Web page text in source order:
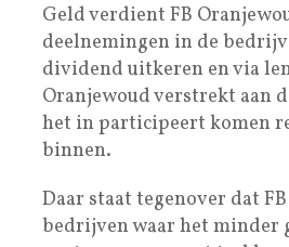
Geld verdient FB
deelnemingen in de
dividend uitkeren en via
Oranjewoud verstrekt aan
het in participeert komen
binnen.
Daar staat tegenover dat
bedrijven waar het minder